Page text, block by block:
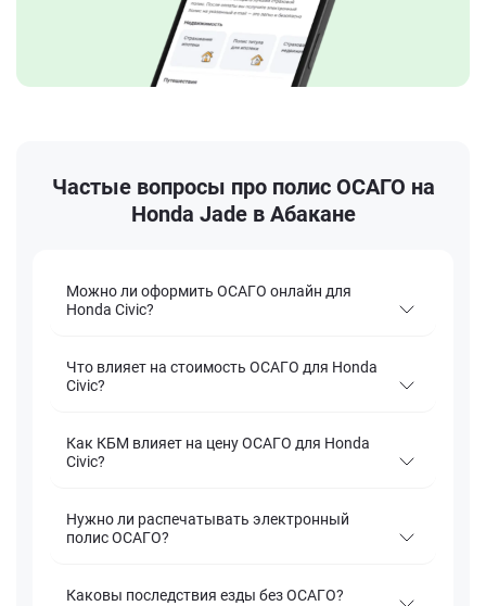
Частые вопросы про полис ОСАГО на
Honda Jade в Абакане
Можно ли оформить ОСАГО онлайн для
Honda Civic?
Что влияет на стоимость ОСАГО для Honda
Civic?
Как КБМ влияет на цену ОСАГО для Honda
Civic?
Нужно ли распечатывать электронный
полис ОСАГО?
Каковы последствия езды без ОСАГО?